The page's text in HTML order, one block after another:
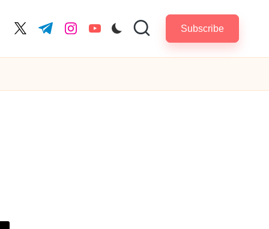
twitter.com
t.me instagram.com
youtube.com Subscribe